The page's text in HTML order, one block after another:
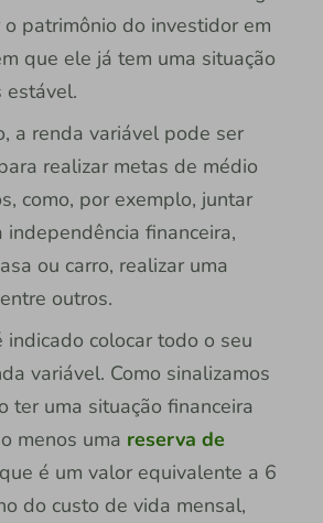
patrimônio do investidor em
que ele já tem uma situação
estável.
a renda variável pode ser
realizar metas de médio
como, por exemplo, juntar
independência financeira,
ou carro, realizar uma
outros.
indicado colocar todo o seu
variável. Como sinalizamos
ter uma situação financeira
menos uma reserva de
é um valor equivalente a 6
do custo de vida mensal,